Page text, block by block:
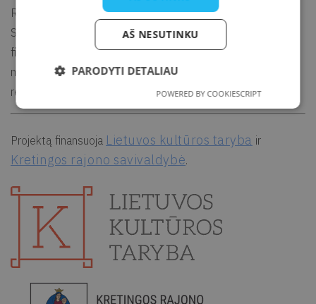
Renginio metu gali būti fotografuojama ir filmuojama.
SVARBU. Jei nepageidaujate būti fotografuojami ir (ar)
filmuojami arba nesutinkate su nuotraukų ir (ar) vaizdo
medžiagos su Jumis viešinimu, prašome apie tai informuoti
renginio organizatorių arba fotografą.
Projektą finansuoja Lietuvos kultūros taryba ir
Kretingos rajono savivaldybė.
AŠ NESUTINKU
PARODYTI DETALIAU
POWERED BY COOKIESCRIPT